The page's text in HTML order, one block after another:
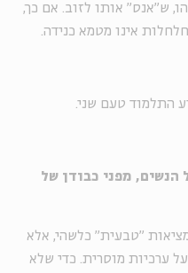
ש"אנס" אותו לזוב. אם כך,
אינו מטמא כנידה.
התלמוד טעם שני.
הנשים, מפני כבודן של
"טבעית" כלשהי, אלא
ערכיות מוסרית. כדי שלא